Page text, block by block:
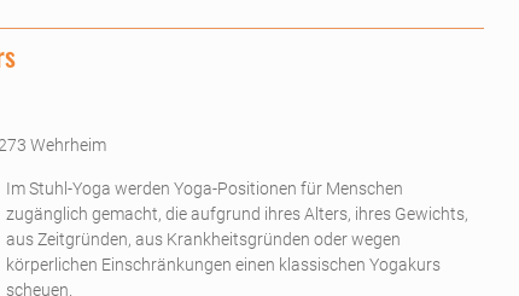
Wehrheim
Im Stuhl-Yoga werden Yoga-Positionen für Menschen
zugänglich gemacht, die aufgrund ihres Alters, ihres Gewichts,
aus Zeitgründen, aus Krankheitsgründen oder wegen
körperlichen Einschränkungen einen klassischen Yogakurs
scheuen.